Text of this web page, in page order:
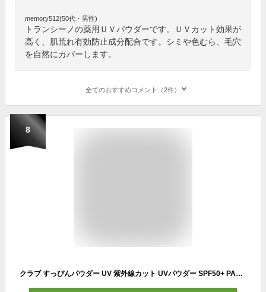
memory512(50代・男性)
トランシーノの薬用ＵＶパウダーです。ＵＶカット効果が
高く、肌荒れ有効防止成分配合です。シミや色むら、毛穴
を自然にカバーします。
全てのおすすめコメント（2件）
8
クラブ すっぴんパウダー UV 紫外線カット UVパウダー SPF50+ PA++++ 敏感肌でも使える